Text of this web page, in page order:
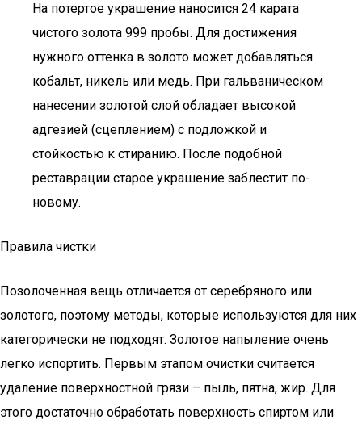
На потертое украшение наносится 24 карата
чистого золота 999 пробы. Для достижения
нужного оттенка в золото может добавляться
кобальт, никель или медь. При гальваническом
нанесении золотой слой обладает высокой
адгезией (сцеплением) с подложкой и
стойкостью к стиранию. После подобной
реставрации старое украшение заблестит по-
новому.
Правила чистки
Позолоченная вещь отличается от серебряного или
золотого, поэтому методы, которые используются для них
категорически не подходят. Золотое напыление очень
легко испортить. Первым этапом очистки считается
удаление поверхностной грязи – пыль, пятна, жир. Для
этого достаточно обработать поверхность спиртом или